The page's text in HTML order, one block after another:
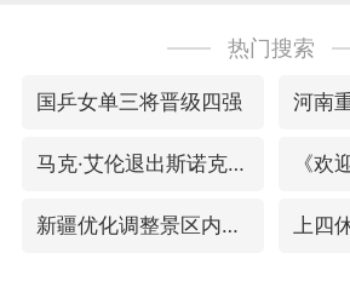
热门搜索
国乒女单三将晋级四强
马克·艾伦退出斯诺克中国公开赛 《欢
新疆优化调整景区内自驾服务费